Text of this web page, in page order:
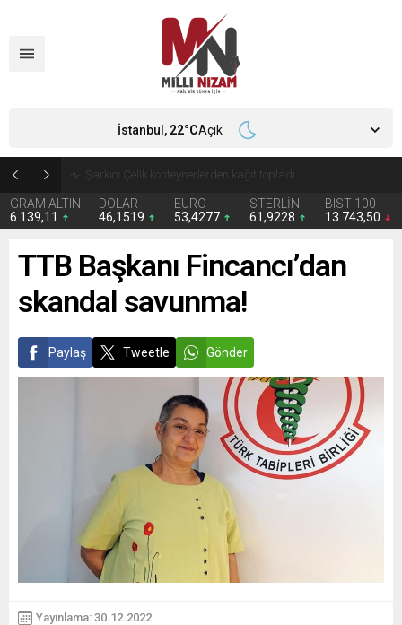
İran 2 ülkeyi birden vurdu
GRAM ALTIN
6.139,11
DOLAR
46,1519
EURO
53,4277
STERLİN
61,9228
BIST 100
13.743,50
İstanbul, 22°CAçık
TTB Başkanı Fincancı’dan
skandal savunma!
Paylaş Tweetle Gönder
Yayınlama: 30.12.2022